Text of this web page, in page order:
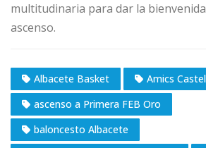
multitudinaria para dar la
ascenso.
Albacete Basket
Amics
ascenso a Primera FEB Oro
baloncesto Albacete